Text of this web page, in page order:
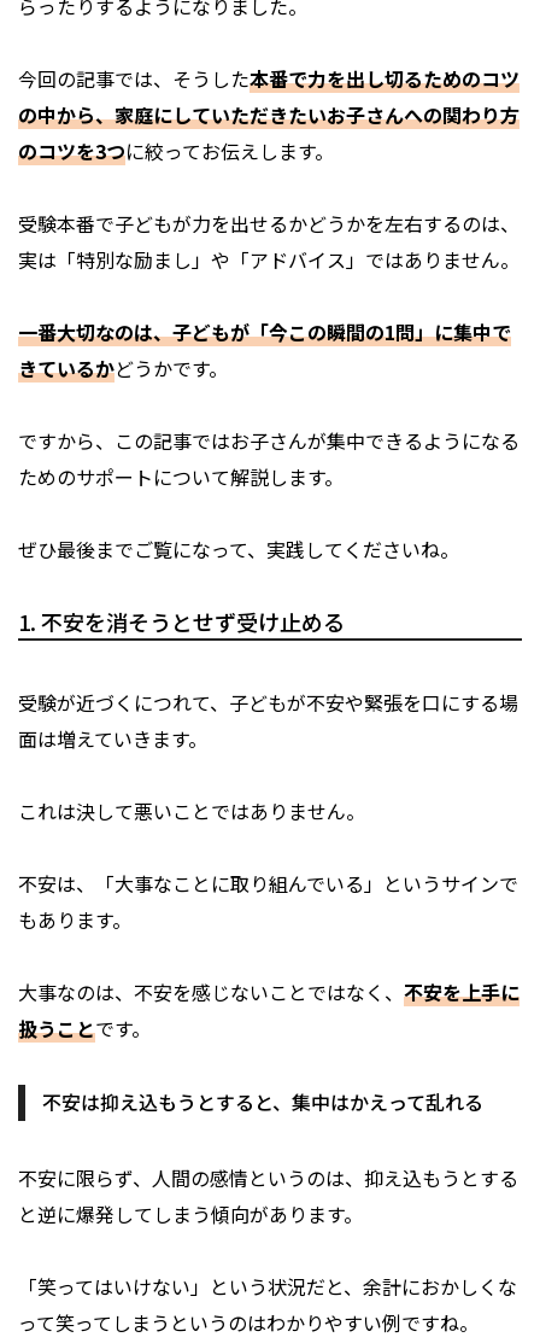
らったりするようになりました。
今回の記事では、そうした本番で力を出し切るためのコツ
の中から、家庭にしていただきたいお子さんへの関わり方
のコツを3つに絞ってお伝えします。
受験本番で子どもが力を出せるかどうかを左右するのは、
実は「特別な励まし」や「アドバイス」ではありません。
一番大切なのは、子どもが「今この瞬間の1問」に集中で
きているかどうかです。
ですから、この記事ではお子さんが集中できるようになる
ためのサポートについて解説します。
ぜひ最後までご覧になって、実践してくださいね。
1. 不安を消そうとせず受け止める
受験が近づくにつれて、子どもが不安や緊張を口にする場
面は増えていきます。
これは決して悪いことではありません。
不安は、「大事なことに取り組んでいる」というサインで
もあります。
大事なのは、不安を感じないことではなく、 不安を上手に
扱うことです。
不安は抑え込もうとすると、集中はかえって乱れる
不安に限らず、人間の感情というのは、抑え込もうとする
と逆に爆発してしまう傾向があります。
「笑ってはいけない」という状況だと、余計におかしくな
って笑ってしまうというのはわかりやすい例ですね。